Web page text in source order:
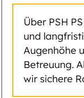
Über PSH
und
Augenhöhe
Betreuung.
wir sichere